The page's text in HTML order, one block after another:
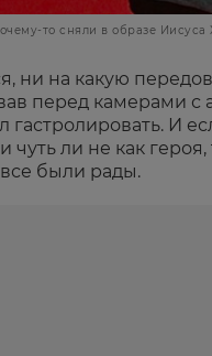
то сняли в образе Иисуса
ни на какую
перед камерами с
гастролировать. И
чуть ли не как
были рады.